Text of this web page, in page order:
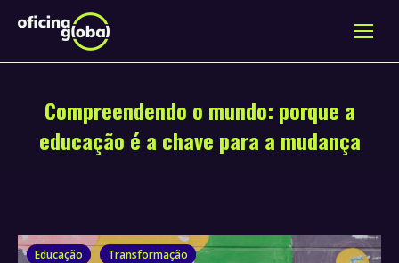
Compreendendo o mundo: porque a
educação é a chave para a mudança
Educação Transformação